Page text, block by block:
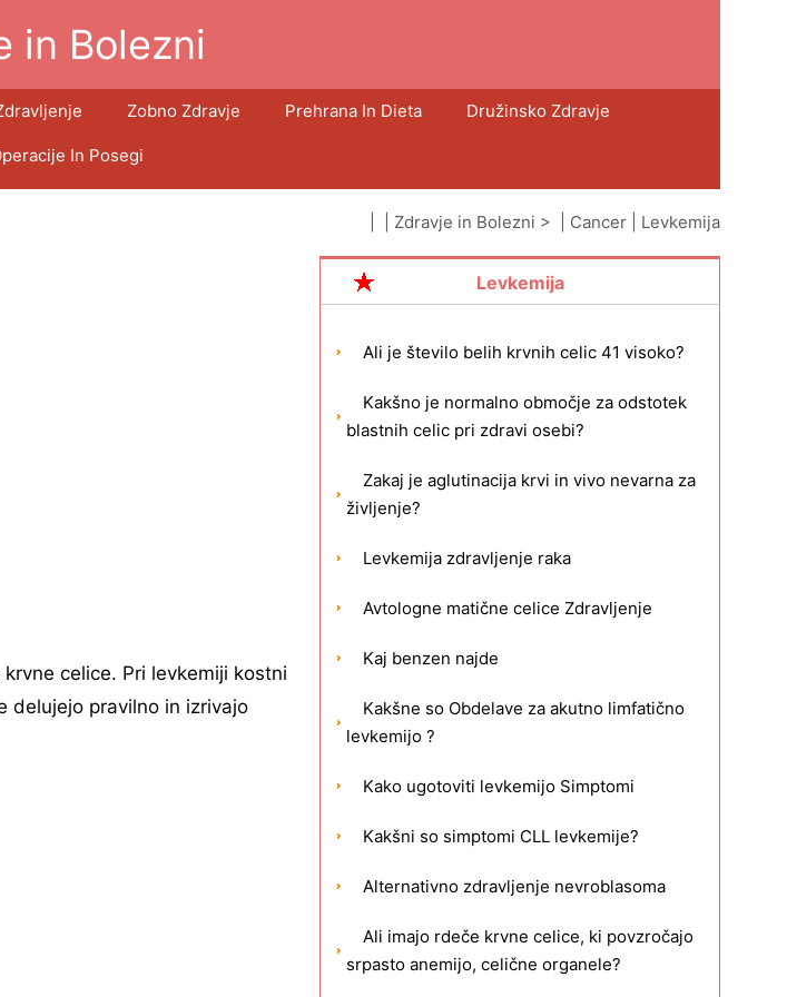
in Bolezni
Zobno Zdravje Prehrana In Dieta Družinsko Zdravje
In Posegi
Zdravje in Bolezni > | Cancer Levkemija
celice. Pri levkemiji kostni
delujejo pravilno in izrivajo
Levkemija
Ali je število belih krvnih celic 41 visoko?
Kakšno je normalno območje za odstotek
blastnih celic pri zdravi osebi?
Zakaj je aglutinacija krvi in ​​vivo nevarna za
življenje?
Levkemija zdravljenje raka
Avtologne matične celice Zdravljenje
Kaj benzen najde
Kakšne so Obdelave za akutno limfatično
levkemijo ?
Kako ugotoviti levkemijo Simptomi
Kakšni so simptomi CLL levkemije?
Alternativno zdravljenje nevroblasoma
Ali imajo rdeče krvne celice, ki povzročajo
srpasto anemijo, celične organele?